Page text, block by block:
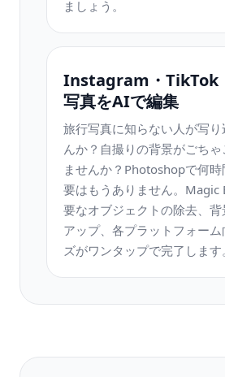
ましょう。
Instagram・TikTok
写真をAIで編集
旅行写真に知らない人が写
んか？自撮りの背景がごち
ませんか？Photoshopで何
要はもうありません。Magic
要なオブジェクトの除去、
アップ、各プラットフォー
ズがワンタップで完了します。